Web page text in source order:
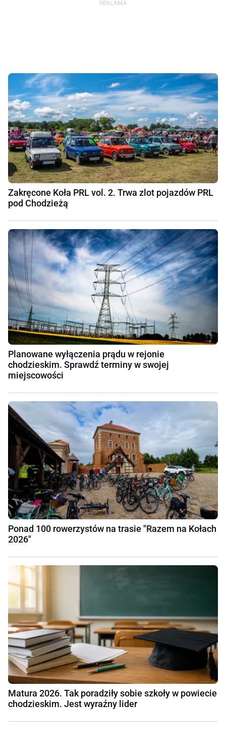
Zakręcone Koła PRL vol. 2. Trwa zlot pojazdów PRL
pod Chodzieżą
Planowane wyłączenia prądu w rejonie
chodzieskim. Sprawdź terminy w swojej
miejscowości
Ponad 100 rowerzystów na trasie "Razem na Kołach
2026"
Matura 2026. Tak poradziły sobie szkoły w powiecie
chodzieskim. Jest wyraźny lider